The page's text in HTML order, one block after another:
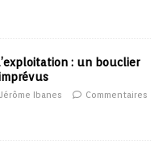
: un bouclier
Jérôme Ibanes
Commentaires